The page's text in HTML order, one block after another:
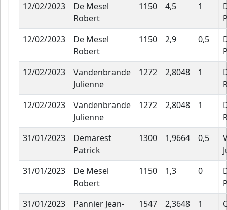
12/02/2023
De Mesel
Robert
1150 4,5 1
12/02/2023
De Mesel
Robert
1150 2,9 0,5
12/02/2023
Vandenbrande
Julienne
1272 2,8048 1
12/02/2023
Vandenbrande
Julienne
1272 2,8048 1
31/01/2023
Demarest
Patrick
1300 1,9664 0,5
31/01/2023
De Mesel
Robert
1150 1,3 0
31/01/2023
Pannier Jean-
1547 2,3648 1